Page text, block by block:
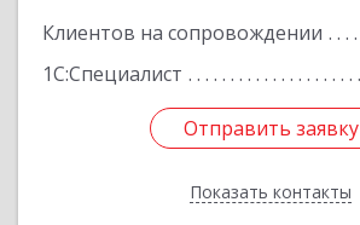
Клиентов на сопровождении
1С:Специалист
Отправить заявку
Показать контакты
Отправить заявку
Назад